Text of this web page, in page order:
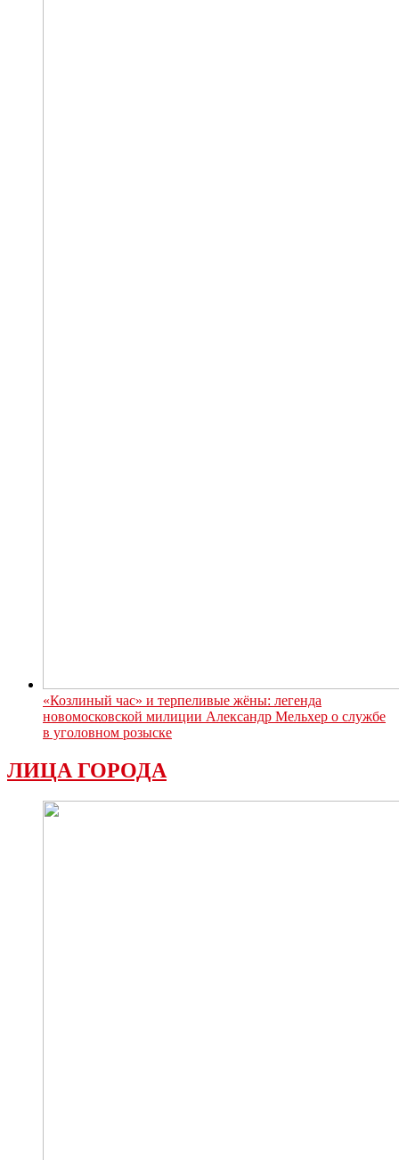
«Козлиный час» и терпеливые жёны: легенда
новомосковской милиции Александр Мельхер о службе
в уголовном розыске
ЛИЦА ГОРОДА